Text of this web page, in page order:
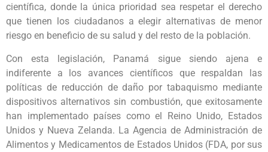
científica, donde la única prioridad sea respetar el derecho
que tienen los ciudadanos a elegir alternativas de menor
riesgo en beneficio de su salud y del resto de la población.
Con esta legislación, Panamá sigue siendo ajena e
indiferente a los avances científicos que respaldan las
políticas de reducción de daño por tabaquismo mediante
dispositivos alternativos sin combustión, que exitosamente
han implementado países como el Reino Unido, Estados
Unidos y Nueva Zelanda. La Agencia de Administración de
Alimentos y Medicamentos de Estados Unidos (FDA, por sus